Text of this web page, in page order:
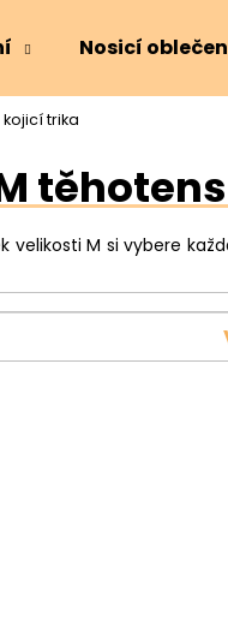
Nosicí
trika
M si vybere
Co